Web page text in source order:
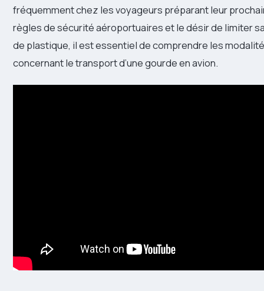
fréquemment chez les voyageurs préparant leur
règles de sécurité aéroportuaires et le désir de limiter
de plastique, il est essentiel de comprendre les
concernant le transport d’une gourde en avion.